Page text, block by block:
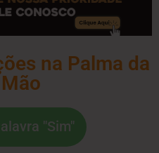
na Palma da
"Sim"